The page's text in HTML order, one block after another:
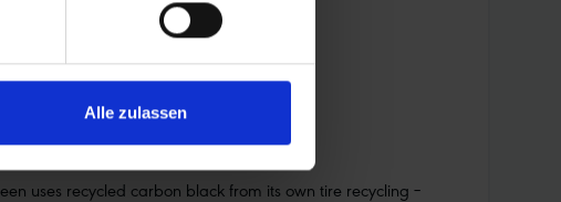
Alle zulassen
uses recycled carbon black from its own tire recycling –